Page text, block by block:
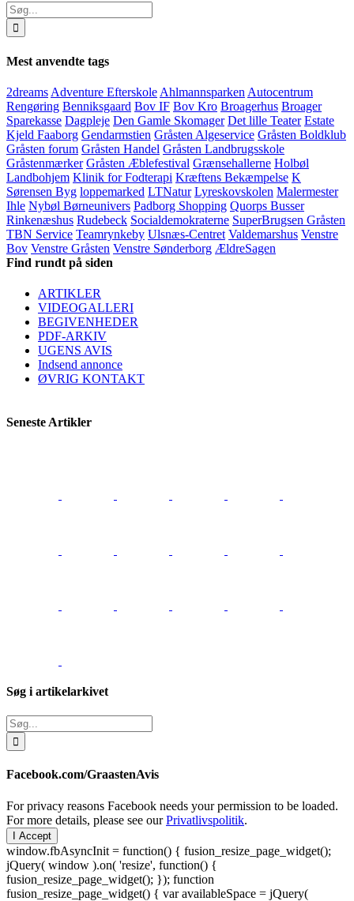
Søg
efter:
Mest anvendte tags
2dreams Adventure Efterskole Ahlmannsparken Autocentrum
Rengøring Benniksgaard Bov IF Bov Kro Broagerhus Broager
Sparekasse Dagpleje Den Gamle Skomager Det lille Teater Estate
Kjeld Faaborg Gendarmstien Gråsten Algeservice Gråsten Boldklub
Gråsten forum Gråsten Handel Gråsten Landbrugsskole
Gråstenmærker Gråsten Æblefestival Grænsehallerne Holbøl
Landbohjem Klinik for Fodterapi Kræftens Bekæmpelse K
Sørensen Byg loppemarked LTNatur Lyreskovskolen Malermester
Ihle Nybøl Børneunivers Padborg Shopping Quorps Busser
Rinkenæshus Rudebeck Socialdemokraterne SuperBrugsen Gråsten
TBN Service Teamrynkeby Ulsnæs-Centret Valdemarshus Venstre
Bov Venstre Gråsten Venstre Sønderborg ÆldreSagen
Find rundt på siden
ARTIKLER
VIDEOGALLERI
BEGIVENHEDER
PDF-ARKIV
UGENS AVIS
Indsend annonce
ØVRIG KONTAKT
Seneste Artikler
Søg i artikelarkivet
Søg
efter:
Facebook.com/GraastenAvis
For privacy reasons Facebook needs your permission to be loaded.
For more details, please see ourPrivatlivspolitik.
I Accept
window.fbAsyncInit = function() { fusion_resize_page_widget();
jQuery( window ).on( 'resize', function() {
fusion_resize_page_widget(); }); function
fusion_resize_page_widget() { var availableSpace = jQuery(